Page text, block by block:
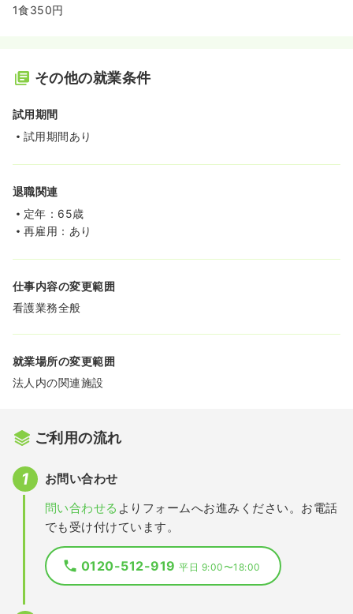
1食350円
その他の就業条件
試用期間
試用期間あり
退職関連
定年：65歳
再雇用：あり
仕事内容の変更範囲
看護業務全般
就業場所の変更範囲
法人内の関連施設
ご利用の流れ
お問い合わせ
問い合わせる よりフォームへお進みください。お電話
でも受け付けています。
0120-512-919平日 9:00〜18:00